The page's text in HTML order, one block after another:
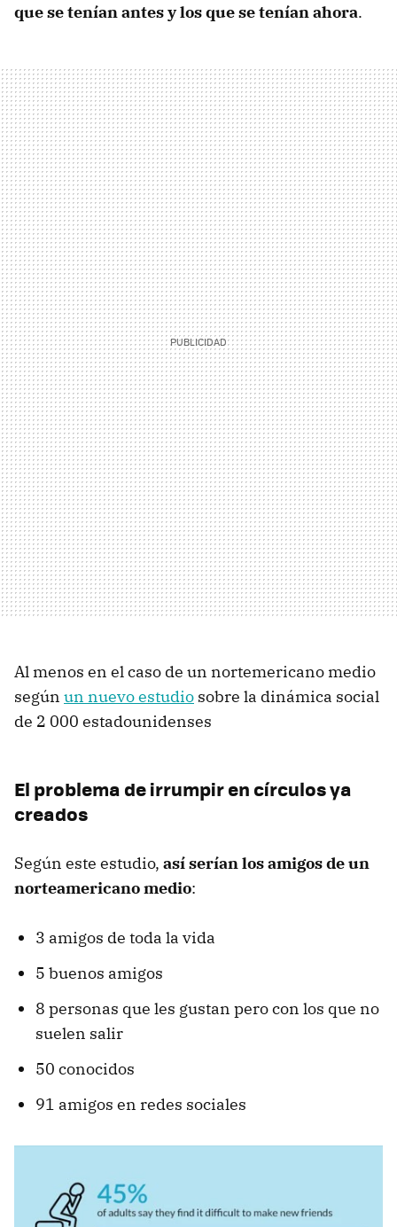
que se tenían antes y los que se tenían ahora.
Al menos en el caso de un nortemericano medio
según un nuevo estudio sobre la dinámica social
de 2 000 estadounidenses
El problema de irrumpir en círculos ya
creados
Según este estudio, así serían los amigos de un
norteamericano medio:
3 amigos de toda la vida
5 buenos amigos
8 personas que les gustan pero con los que no
suelen salir
50 conocidos
91 amigos en redes sociales